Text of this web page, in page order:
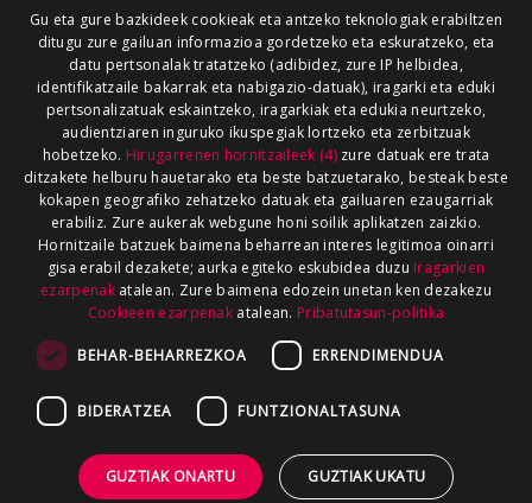
Gu eta gure bazkideek cookieak eta antzeko teknologiak erabiltzen
ditugu zure gailuan informazioa gordetzeko eta eskuratzeko, eta
datu pertsonalak tratatzeko (adibidez, zure IP helbidea,
identifikatzaile bakarrak eta nabigazio-datuak), iragarki eta eduki
pertsonalizatuak eskaintzeko, iragarkiak eta edukia neurtzeko,
audientziaren inguruko ikuspegiak lortzeko eta zerbitzuak
hobetzeko. Hirugarrenen hornitzaileek (4)zure datuak ere trata
ditzakete helburu hauetarako eta beste batzuetarako, besteak beste
kokapen geografiko zehatzeko datuak eta gailuaren ezaugarriak
erabiliz. Zure aukerak webgune honi soilik aplikatzen zaizkio.
Hornitzaile batzuek baimena beharrean interes legitimoa oinarri
gisa erabil dezakete; aurka egiteko eskubidea duzu Iragarkien
ezarpenakatalean. Zure baimena edozein unetan ken dezakezu
Cookieen ezarpenak atalean. Pribatutasun-politika
BEHAR-BEHARREZKOA ERRENDIMENDUA
BIDERATZEA FUNTZIONALTASUNA
GUZTIAK ONARTU GUZTIAK UKATU